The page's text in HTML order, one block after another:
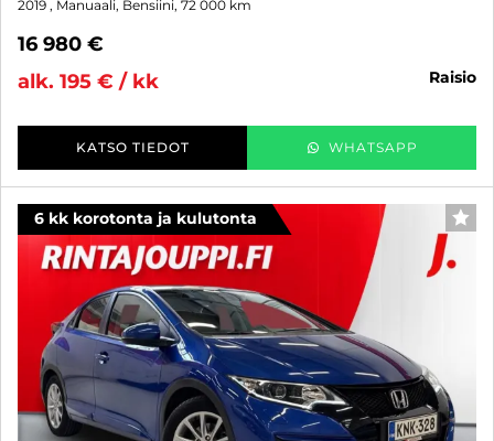
2019 , Manuaali, Bensiini, 72 000 km
16 980 €
alk. 195 € / kk
raisio
KATSO TIEDOT WHATSAPP
6 kk korotonta ja kulutonta